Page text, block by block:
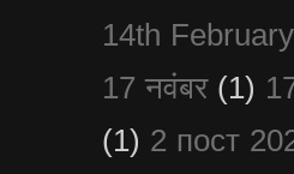
14th
17 नवंबर (1)
(1) 2 пост